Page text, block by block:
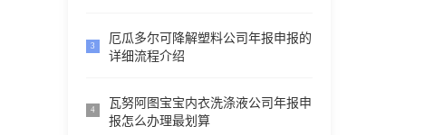
3
厄瓜多尔可降解塑料公司年报申报的
详细流程介绍
4
瓦努阿图宝宝内衣洗涤液公司年报申
报怎么办理最划算